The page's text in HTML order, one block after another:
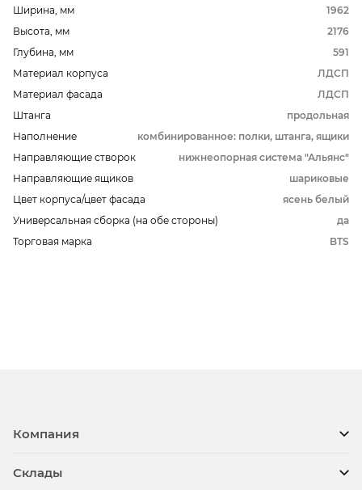
Ширина, мм
1962
Высота, мм
2176
Глубина, мм
591
Материал корпуса
ЛДСП
Материал фасада
ЛДСП
Штанга
продольная
Наполнение
комбинированное: полки, штанга, ящики
Направляющие створок
нижнеопорная система "Альянс"
Направляющие ящиков
шариковые
Цвет корпуса/цвет фасада
ясень белый
Универсальная сборка (на обе стороны)
да
Торговая марка
BTS
Компания
Склады